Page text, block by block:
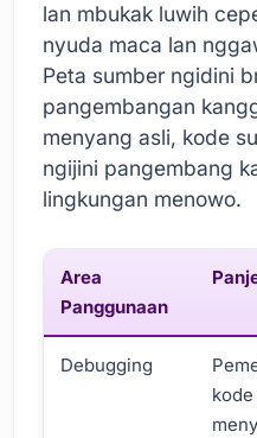
lan mbukak luwih
nyuda maca lan
Peta sumber ngidini
pangembangan
menyang asli, kode
ngijini pangembang
lingkungan menowo.
Area
Panggunaan
Debugging